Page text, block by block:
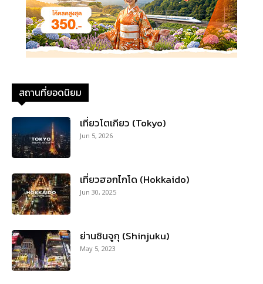
สถานที่ยอดนิยม
เที่ยวโตเกียว (Tokyo)
Jun 5, 2026
เที่ยวฮอกไกโด (Hokkaido)
Jun 30, 2025
ย่านชินจูกุ (Shinjuku)
May 5, 2023